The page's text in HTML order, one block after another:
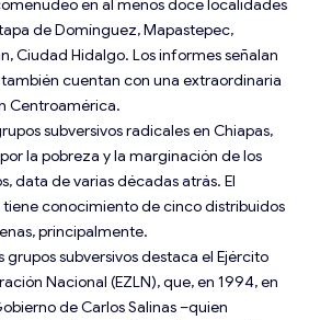
de Domínguez, Mapastepec,
Ciudad Hidalgo. Los informes señalan
cuentan con una extraordinaria
Centroamérica.
subversivos radicales en Chiapas,
la pobreza y la marginación de los
data de varias décadas atrás. El
conocimiento de cinco distribuidos
principalmente.
grupos subversivos destaca el Ejército
Nacional (EZLN), que, en 1994, en
de Carlos Salinas –quien